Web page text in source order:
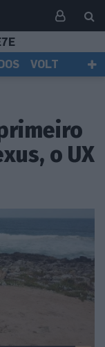
VOLT
o UX